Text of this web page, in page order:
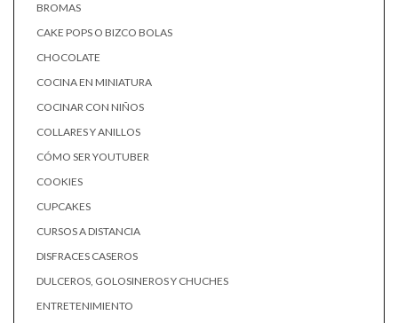
BROMAS
CAKE POPS O BIZCO BOLAS
CHOCOLATE
COCINA EN MINIATURA
COCINAR CON NIÑOS
COLLARES Y ANILLOS
CÓMO SER YOUTUBER
COOKIES
CUPCAKES
CURSOS A DISTANCIA
DISFRACES CASEROS
DULCEROS, GOLOSINEROS Y CHUCHES
ENTRETENIMIENTO